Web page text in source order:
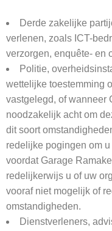
Derde zakelijke
verlenen, zoals ICT-
verzorgen, enquête- en
Politie,
wettelijke toestemming
vastgelegd, of wanneer
noodzakelijk acht om
dit soort
redelijke pogingen om
voordat Garage
redelijkerwijs u of uw
vooraf niet mogelijk of
omstandigheden.
Dienstverleners,